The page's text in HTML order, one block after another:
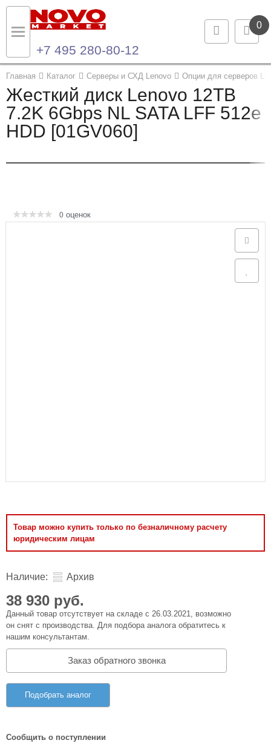
0
+7 495 280-80-12
Главная Каталог Серверы и СХД Lenovo Опции для серверов
Жесткий диск Lenovo 12TB
7.2K 6Gbps NL SATA LFF 512e
HDD [01GV060]
Товар можно купить только по безналичному расчету
юридическим лицам
0 оценок
Наличие: Архив
38 930 руб.
Данный товар отсутствует на складе с 26.03.2021, возможно
он снят с производства. Для подбора аналога обратитесь к
нашим консультантам.
Заказ обратного звонка
Подобрать аналог
Сообщить о поступлении
Назад
Каталог продукции
Ноутбуки и ультрабуки
Серверы и СХД
Назад
Контакты
Контактная информация